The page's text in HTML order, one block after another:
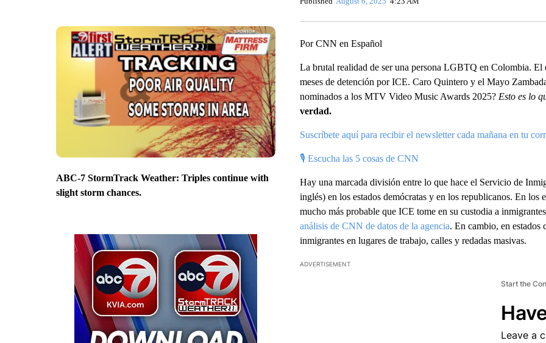
ABC-7 StormTrack Weather: Triples continue with
slight storm chances.
Por CNN en Español
La brutal realidad de ser una persona LGBTQ en Colombia. El
meses de detención por ICE. Caro Quintero y el Mayo
nominados a los MTV Video Music Awards 2025? Esto es lo
verdad.
Suscríbete aquí para recibir el newsletter cada mañana en tu
🎙 Escucha las 5 cosas de CNN
Hay una marcada división entre lo que hace el Servicio de
inglés) en los estados demócratas y en los republicanos. En
mucho más probable que ICE tome en su custodia a
análisis de CNN de datos de la agencia. En cambio, en estados
inmigrantes en lugares de trabajo, calles y redadas masivas.
ADVERTISEMENT
Start the
Leave a